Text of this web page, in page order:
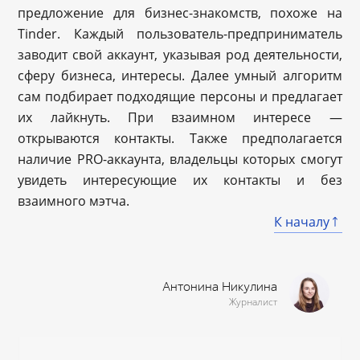
предложение для бизнес-знакомств, похоже на
Tinder. Каждый пользователь-предприниматель
заводит свой аккаунт, указывая род деятельности,
сферу бизнеса, интересы. Далее умный алгоритм
сам подбирает подходящие персоны и предлагает
их лайкнуть. При взаимном интересе —
открываются контакты. Также предполагается
наличие PRO-аккаунта, владельцы которых смогут
увидеть интересующие их контакты и без
взаимного мэтча.
К началу
Антонина Никулина
Журналист